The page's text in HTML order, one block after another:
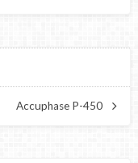
Accuphase P-450